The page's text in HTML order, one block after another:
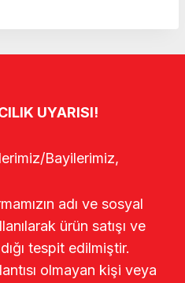
UYARISI!
Bayilerimiz,
adı ve sosyal
ürün satışı ve
tespit edilmiştir.
olmayan kişi veya